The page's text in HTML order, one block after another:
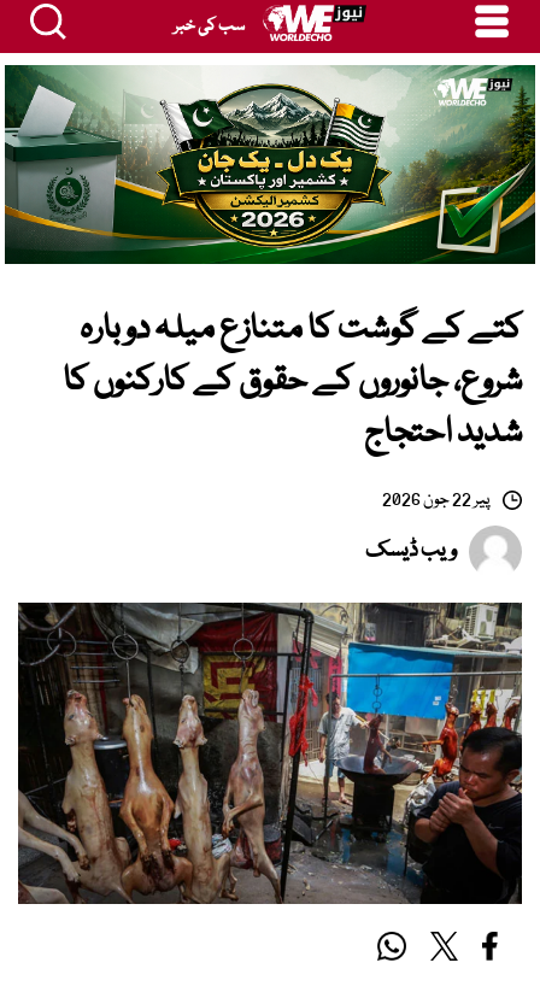
سب کی خبر
کتے کے گوشت کا متنازع میلہ دوبارہ
شروع، جانوروں کے حقوق کے کارکنوں کا
شدید احتجاج
پیر 22 جون 2026
ویب ڈیسک